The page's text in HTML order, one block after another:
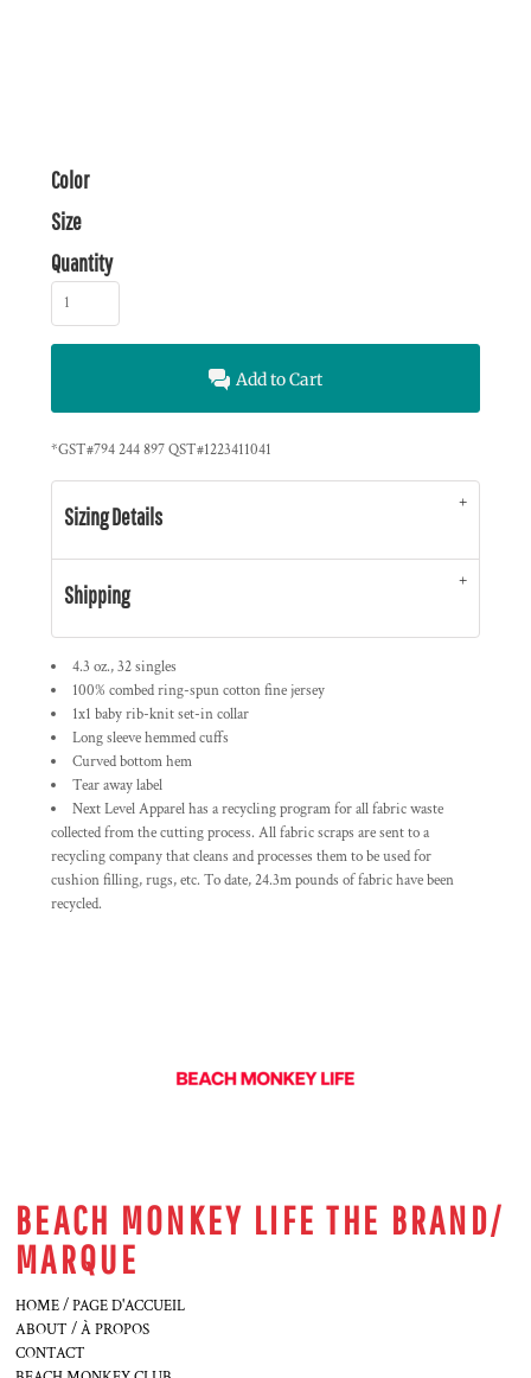
Color
Size
Quantity
Add to Cart
*GST#794 244 897 QST#1223411041
Sizing Details
Shipping
4.3 oz., 32 singles
100% combed ring-spun cotton fine jersey
1x1 baby rib-knit set-in collar
Long sleeve hemmed cuffs
Curved bottom hem
Tear away label
Next Level Apparel has a recycling program for all fabric waste
collected from the cutting process. All fabric scraps are sent to a
recycling company that cleans and processes them to be used for
cushion filling, rugs, etc. To date, 24.3m pounds of fabric have been
recycled.
BEACH MONKEY LIFE THE BRAND/
MARQUE
HOME / PAGE D'ACCUEIL
ABOUT / À PROPOS
CONTACT